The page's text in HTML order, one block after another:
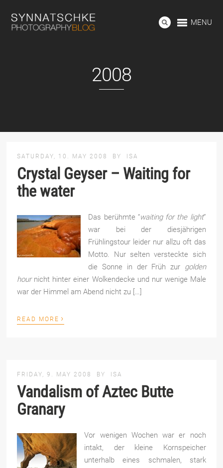
MENU
2008
SATURDAY, 10. MAY 2008 BY ISA
Crystal Geyser – Waiting for
the water
Das berühmte “waiting for the light”
war bei der diesjährigen
Frühlingstour leider nur allzu oft das
Motto. Nur selten versteckte sich
die Sonne in der Früh zur golden
hournicht hinter einer Wolkendecke und nur wenige Male
war der Himmel am Abend nicht zu […]
READ MORE ›
FRIDAY, 9. MAY 2008 BY ISA
Vandalism of Aztec Butte
Granary
Vor wenigen Wochen war er noch
intakt, der kleine Kornspeicher
unterhalb eines schmalen, stark